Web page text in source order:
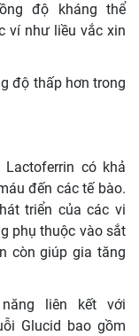
độ kháng thể
ví như liều vắc xin
độ thấp hơn trong
có khả
đến các tế bào.
triển của các vi
phụ thuộc vào sắt
còn giúp gia tăng
liên kết với
Glucid bao gồm